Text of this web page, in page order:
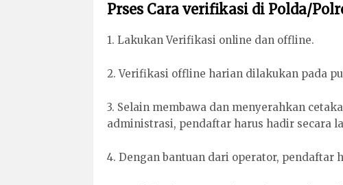
Prses Cara verifikasi di Polda/
1. Lakukan Verifikasi online dan offline.
2. Verifikasi offline harian dilakukan pada
3. Selain membawa dan menyerahkan
administrasi, pendaftar harus hadir secara
4. Dengan bantuan dari operator, pendaftar